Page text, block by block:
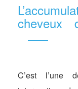
cheveux
C’est l’une